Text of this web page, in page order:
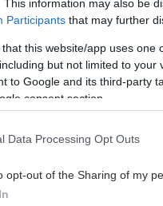
This information may also be
Participants that may further
that this website/app uses
but not limited to
to Google and its third-party
consent section.
Data Processing Opt Outs
opt-out of the Sharing of my
ΕΟΦ για την ομαλή
φαρμάκων
αντιμετωπίσω ένα